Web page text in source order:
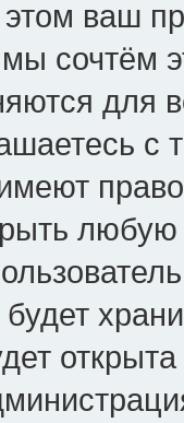
ваш
мы сочтём
для